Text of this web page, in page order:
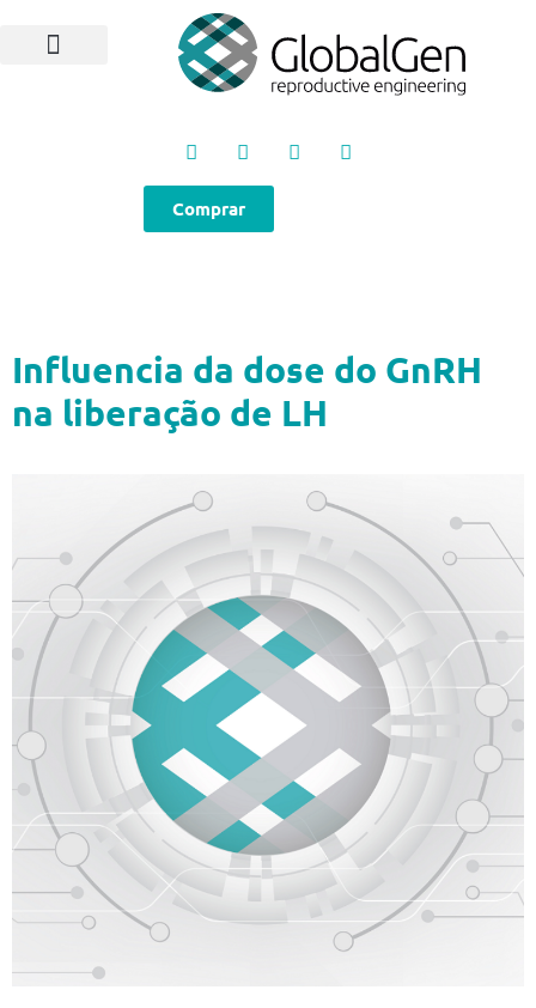
Comprar
Influencia da dose do GnRH
na liberação de LH